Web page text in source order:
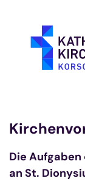
Die
an St.